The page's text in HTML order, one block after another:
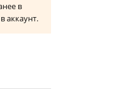
в
аккаунт.